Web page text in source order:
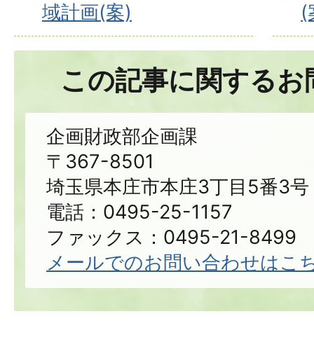
域計画(案)
(
この記事に関する
企画財政部企画課
〒367-8501
埼玉県本庄市本庄3丁目5番3号
電話：0495-25-1157
ファックス：0495-21-8499
メールでのお問い合わせはこ